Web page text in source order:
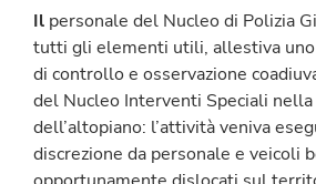
Il personale del Nucleo di Polizia
tutti gli elementi utili, allestiva uno
di controllo e osservazione
del Nucleo Interventi Speciali nella
dell’altopiano: l’attività veniva
discrezione da personale e veicoli